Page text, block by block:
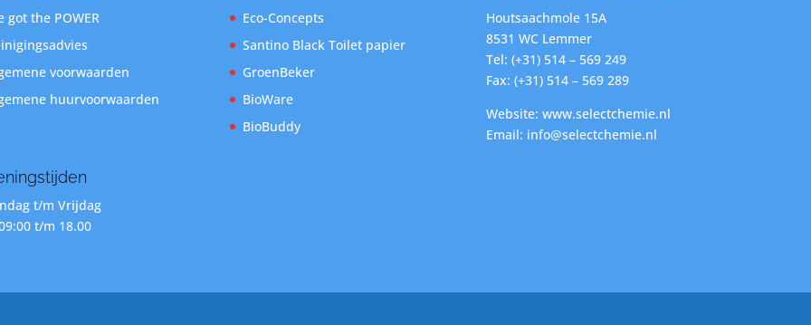
got the POWER
voorwaarden
huurvoorwaarden
t/m Vrijdag
t/m 18.00
Eco-Concepts
Santino Black Toilet papier
GroenBeker
BioWare
BioBuddy
Houtsaachmole 15A
8531 WC Lemmer
Tel: (+31) 514 – 569 249
Fax: (+31) 514 – 569 289
Website: www.selectchemie.nl
Email: info@selectchemie.nl